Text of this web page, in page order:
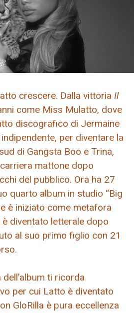
crescere. Dalla vittoria Il
come Miss Mulatto, dove
discografico di Jermaine
per diventare la
di Gangsta Boo e Trina,
mattone dopo
del pubblico. Ora ha 27
quarto album in studio “Big
è iniziato come metafora
diventato letterale dopo
al suo primo figlio con 21
ti ricorda
per cui Latto è diventato
GloRilla è pura eccellenza